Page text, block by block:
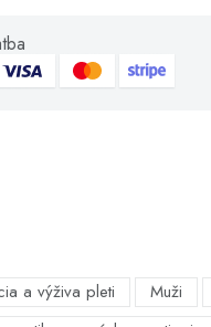
a výživa pleti Muži